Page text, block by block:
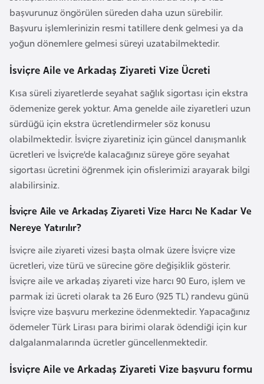
başvurunuz öngörülen süreden daha uzun sürebilir.
Başvuru işlemlerinizin resmi tatillere denk gelmesi ya da
yoğun dönemlere gelmesi süreyi uzatabilmektedir.
İsviçre Aile ve Arkadaş Ziyareti Vize Ücreti
Kısa süreli ziyaretlerde seyahat sağlık sigortası için ekstra
ödemenize gerek yoktur. Ama genelde aile ziyaretleri uzun
sürdüğü için ekstra ücretlendirmeler söz konusu
olabilmektedir. İsviçre ziyaretiniz için güncel danışmanlık
ücretleri ve İsviçre’de kalacağınız süreye göre seyahat
sigortası ücretini öğrenmek için ofislerimizi arayarak bilgi
alabilirsiniz.
İsviçre Aile ve Arkadaş Ziyareti Vize Harcı Ne Kadar Ve
Nereye Yatırılır?
İsviçre aile ziyareti vizesi başta olmak üzere İsviçre vize
ücretleri, vize türü ve sürecine göre değişiklik gösterir.
İsviçre aile ve arkadaş ziyareti vize harcı 90 Euro, işlem ve
parmak izi ücreti olarak ta 26 Euro (925 TL) randevu günü
İsviçre vize başvuru merkezine ödenmektedir. Yapacağınız
ödemeler Türk Lirası para birimi olarak ödendiği için kur
dalgalanmalarında ücretler güncellenmektedir.
İsviçre Aile ve Arkadaş Ziyareti Vize başvuru formu
a
y
c
a
n
B
a
h
r
e
y
n
B
n
g
l
a
d
e
ş